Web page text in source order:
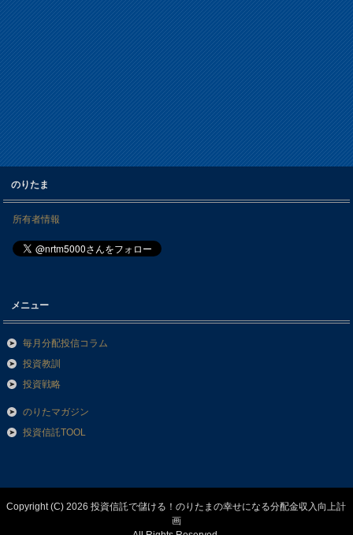
のりたま
所有者情報
メニュー
毎月分配投信コラム
投資教訓
投資戦略
のりたマガジン
投資信託TOOL
Copyright (C) 2026 投資信託で儲ける！のりたまの幸せになる分配金収入向上計
画